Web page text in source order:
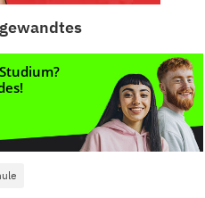
& Videoproduktion,